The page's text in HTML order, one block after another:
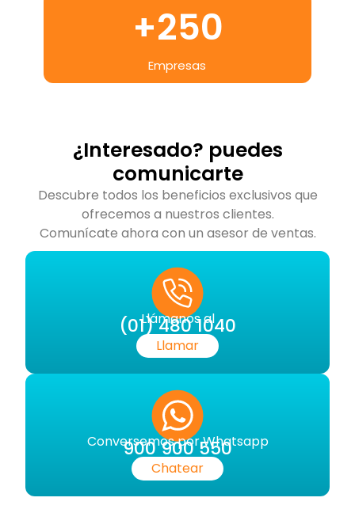
Empresas
+250
¿Interesado? puedes
comunicarte
Descubre todos los beneficios exclusivos que
ofrecemos a nuestros clientes.
Comunícate ahora con un asesor de ventas.
Llámanos al
(01) 480 1040
Llamar
Conversemos por Whatsapp
900 900 550
Chatear